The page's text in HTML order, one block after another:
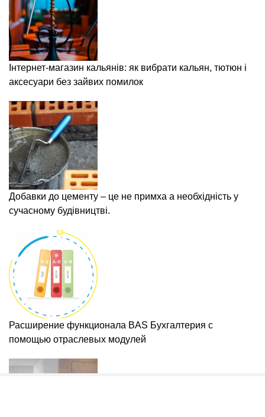
Інтернет-магазин кальянів: як вибрати кальян, тютюн і
аксесуари без зайвих помилок
Добавки до цементу – це не примха а необхідність у
сучасному будівництві.
Расширение функционала BAS Бухгалтерия с
помощью отраслевых модулей